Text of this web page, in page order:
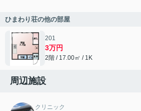
ひまわり荘の他の部屋
201
3万円
2階 / 17.00㎡ / 1K
周辺施設
クリニック